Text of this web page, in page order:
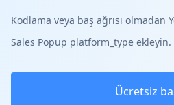
Kodlama veya baş ağrısı
Sales Popup platform_type ekleyin.
Ücretsiz